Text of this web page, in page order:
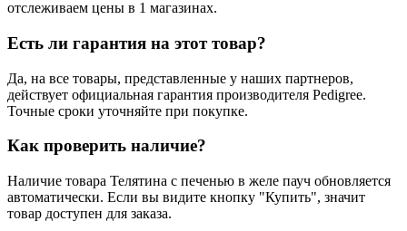
отслеживаем цены в 1 магазинах.
Есть ли гарантия на этот товар?
Да, на все товары, представленные у наших партнеров,
действует официальная гарантия производителя Pedigree.
Точные сроки уточняйте при покупке.
Как проверить наличие?
Наличие товара Телятина с печенью в желе пауч обновляется
автоматически. Если вы видите кнопку "Купить", значит
товар доступен для заказа.